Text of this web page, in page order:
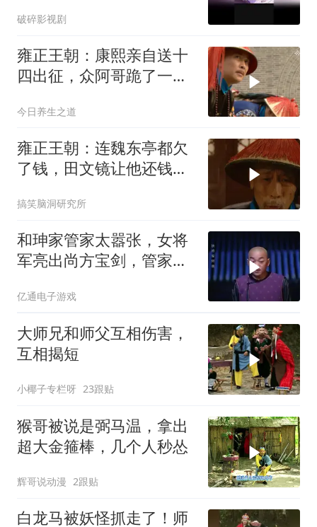
破碎影视剧
雍正王朝：康熙亲自送十
四出征，众阿哥跪了一
今日养生之道
雍正王朝：连魏东亭都欠
了钱，田文镜让他还钱，
搞笑脑洞研究所
和珅家管家太嚣张，女将
军亮出尚方宝剑，管家便
亿通电子游戏
大师兄和师父互相伤害，
互相揭短
小椰子专栏呀 23跟贴
猴哥被说是弼马温，拿出
超大金箍棒，几个人秒怂
辉哥说动漫 2跟贴
白龙马被妖怪抓走了！师